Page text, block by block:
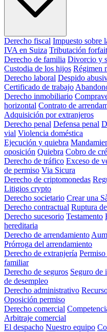
Derecho fiscal Impuesto sobre
IVA en Suiza Tributación forfait
Derecho de familia Divorcio y
Custodia de los hijos Régimen
Derecho laboral Despido
Certificado de trabajo
Derecho inmobiliario
horizontal Contrato de
Adquisición por extranjeros
Derecho penal Defensa penal
vial Violencia doméstica
Ejecución y quiebra
oposición Quiebra Cobro de
Derecho de tráfico Exceso de
de permiso Via Sicura
Derecho de criptomonedas
Litigios crypto
Derecho societario Crear una
Derecho contractual Ruptura
Derecho sucesorio Testamento
hereditaria
Derecho de arrendamiento
Prórroga del arrendamiento
Derecho de extranjería
familiar
Derecho de seguros Seguro de
de desempleo
Derecho administrativo
Oposición permiso
Derecho comercial
Arbitraje comercial
El despacho Nuestro equipo